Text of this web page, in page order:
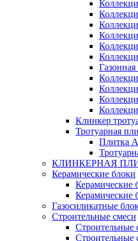
Клинкер
Тротуарная
Плитка
КЛИНКЕРНАЯ
Керамические блоки
Керамические
Керамические
Газосиликатные
Строительные смеси
Строительные
Строительные